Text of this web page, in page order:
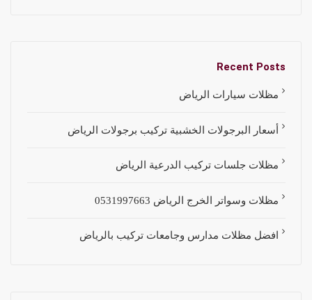
Recent Posts
مظلات سيارات الرياض
أسعار البرجولات الخشبية تركيب برجولات الرياض
مظلات جلسات تركيب الدرعية الرياض
مظلات وسواتر الخرج الرياض 0531997663
افضل مظلات مدارس وجامعات تركيب بالرياض